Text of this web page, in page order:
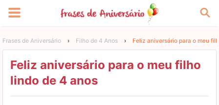
Frases de Aniversário › Filho de 4 Anos › Feliz aniversário para o meu
Feliz aniversário para o meu filho
lindo de 4 anos